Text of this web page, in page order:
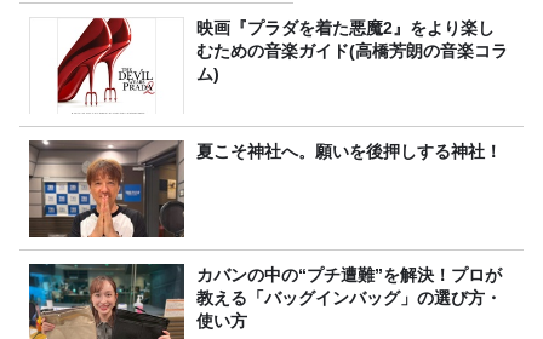
映画『プラダを着た悪魔2』をより楽し
むための音楽ガイド(高橋芳朗の音楽コラ
ム)
夏こそ神社へ。願いを後押しする神社！
カバンの中の“プチ遭難”を解決！プロが
教える「バッグインバッグ」の選び方・
使い方